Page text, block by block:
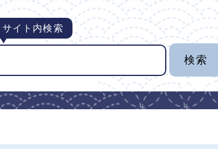
サイト内検索